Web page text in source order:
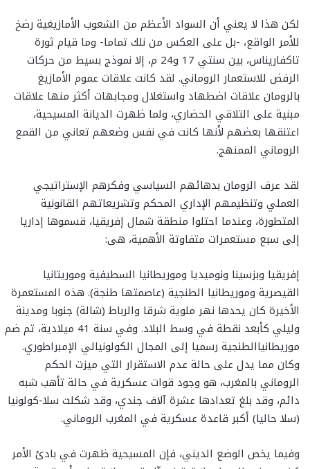
لكن هذا لا يعني أن السواد الأعظم من الشعوب الأمازيغية رضخ
للأمر الواقع، -بل على العكس من نلك تماما- وما قيام ثورة
تاكفاريناس، بين سنتي 17 و24 م، إلا نموذج بسيط من حركات
الرفض للاستعمار الروماني. لقد كانت علاقات عموم الأمازيغ
بالرومان علاقات اضطهاد واستغلال ومجابهات أكثر منها علاقات
مبنية على التلاقي الحضاري، ولما ظهرت الديانة المسيحية،
اعتنقها بعضهم لأنها كانت في نفس وضعهم تعاني من القمع
الروماني الممنهج.
لقد عرف الرومان بدهائهم السياسي وفكرهم الإستراتيجي
العملي وتنظيمهم الإداري المحكم وتشريعاتهم القانونية
المتطورة، وعندما احتلوا منطقة شمال إفريقيا، قسموها إداريا
إلى سبع مستعمرات متفاوتة الأهمية، هى:
إفريقيا وبزسينا ونوميديا وموريطانيا السطيفية وموريتانيا
القيصرية وموريطانيا الطنجية (عاصمتها طنجة). هذه المستعمرة
الأخيرة كان يحدها نهر ملوية شرقا والرباط (شالة) جنوبا ومدينة
وليلي كأبعد نقطة في وسط البلاد. وفي سنة 41 ميلادية، تم ضم
موريطانياالطنجية رسميا إلى المجال الكولونيالي الإمبراطوري.
وكان مما يدل على حالة عدم الاستقرار التي ميزت الحكم
الروماني بالمغرب، هو وجود قوات عسكرية في حالة تأهب شبه
دائم، وقد بلغ تعدادها عشرة آلاف جندي، وقد شكلت سلا-كولونيا
(سلا حاليا) أكبر قاعدة عسكرية في المغرب الروماني.
وفيما يخص الوضع الديني، فإن المسيحية ظهرت في بادئ الأمر